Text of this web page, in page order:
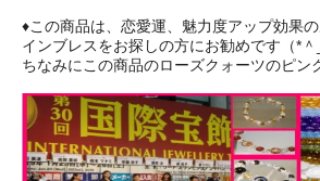
♦この商品は、恋愛運、魅力度アップ効果
インブレスをお探しの方にお勧めです（*＾
ちなみにこの商品のローズクォーツのピン